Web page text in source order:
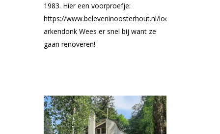
1983. Hier een voorproefje:
https://www.beleveninoosterhout.nl/locaties/
arkendonk Wees er snel bij want ze
gaan renoveren!